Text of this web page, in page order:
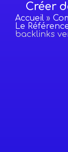
Créer
Accueil »
Le
backlinks